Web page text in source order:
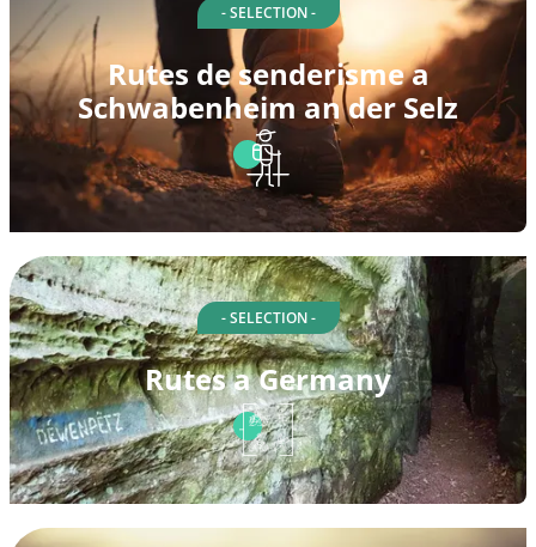
- SELECTION -
Rutes de senderisme a
Schwabenheim an der Selz
- SELECTION -
Rutes a Germany